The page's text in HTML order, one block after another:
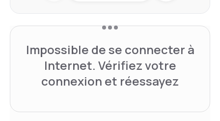
Impossible de se connecter à
Internet. Vérifiez votre
connexion et réessayez